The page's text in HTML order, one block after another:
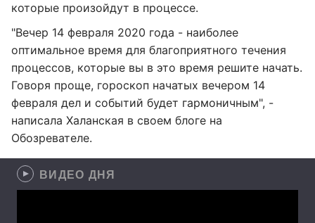
которые произойдут в процессе.
"Вечер 14 февраля 2020 года - наиболее
оптимальное время для благоприятного течения
процессов, которые вы в это время решите начать.
Говоря проще, гороскоп начатых вечером 14
февраля дел и событий будет гармоничным", -
написала Халанская в своем блоге на
Обозревателе.
ВИДЕО ДНЯ